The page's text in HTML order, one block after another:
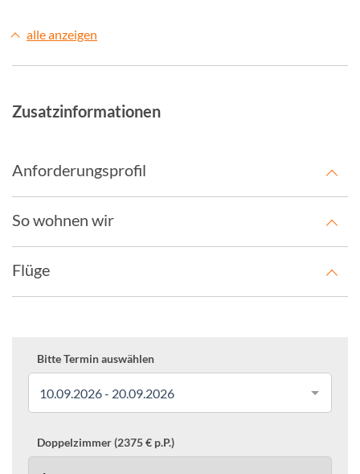
alle anzeigen
Zusatzinformationen
Anforderungsprofil
So wohnen wir
Flüge
Bitte Termin auswählen
10.09.2026 - 20.09.2026
Doppelzimmer (2375 € p.P.)